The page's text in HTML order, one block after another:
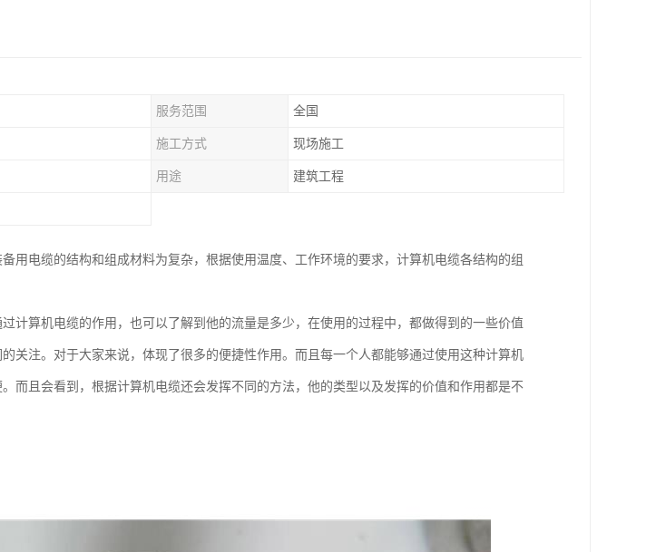
服务范围 全国
施工方式 现场施工
用途 建筑工程
用电缆的结构和组成材料为复杂，根据使用温度、工作环境的要求，计算机电缆各结构的组
计算机电缆的作用，也可以了解到他的流量是多少，在使用的过程中，都做得到的一些价值
关注。对于大家来说，体现了很多的便捷性作用。而且每一个人都能够通过使用这种计算机
而且会看到，根据计算机电缆还会发挥不同的方法，他的类型以及发挥的价值和作用都是不